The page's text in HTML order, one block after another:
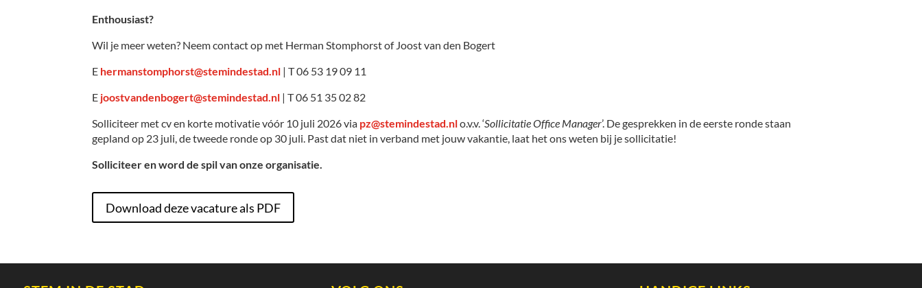
Enthousiast?
Wil je meer weten? Neem contact op met Herman Stomphorst of Joost van den Bogert
E hermanstomphorst@stemindestad.nl | T 06 53 19 09 11
E joostvandenbogert@stemindestad.nl | T 06 51 35 02 82
Solliciteer met cv en korte motivatie vóór 10 juli 2026 via pz@stemindestad.nlo.v.v. ‘Sollicitatie Office Manager’. De gesprekken in de eerste ronde staan
gepland op 23 juli, de tweede ronde op 30 juli. Past dat niet in verband met jouw vakantie, laat het ons weten bij je sollicitatie!
Solliciteer en word de spil van onze organisatie.
Download deze vacature als PDF